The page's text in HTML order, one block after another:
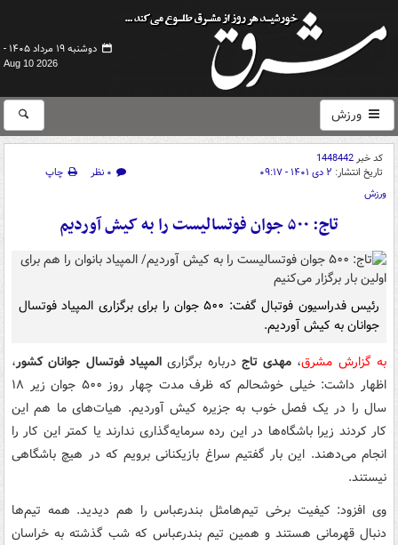
دوشنبه ۱۹ مرداد ۱۴۰۵ -
Aug 10 2026
ورزش
کد خبر1448442
تاریخ انتشار: ۲ دی ۱۴۰۱ - ۰۹:۱۷ ۰ نظر
چاپ
ورزش
تاج: ۵۰۰ جوان فوتسالیست را به کیش آوردیم
رئیس فدراسیون فوتبال گفت: ۵۰۰ جوان را برای برگزاری المپیاد فوتسال
جوانان به کیش آوردیم‌.
به گزارش مشرق، مهدی تاج درباره برگزاریالمپیاد فوتسال جوانان کشور،
اظهار داشت: خیلی خوشحالم که ظرف مدت چهار روز ۵۰۰ جوان زیر ۱۸
سال را در یک فصل خوب به جزیره کیش آوردیم. هیات‌های ما هم این
کار کردند زیرا باشگاه‌ها در این رده سرمایه‌گذاری ندارند یا کمتر این کار را
انجام می‌دهند. این بار گفتیم سراغ بازیکنانی برویم که در هیچ باشگاهی
نیستند.
وی افزود: کیفیت برخی تیم‌هامثل بندرعباس را هم دیدید. همه تیم‌ها
دنبال قهرمانی هستند و همین تیم بندرعباس که شب گذشته به خراسان